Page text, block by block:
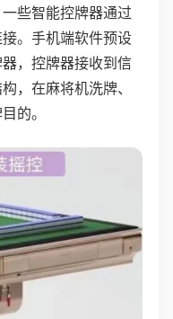
些智能控牌器通过
。手机端软件预设
，控牌器接收到信
，在麻将机洗牌、
的。